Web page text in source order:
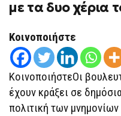
με τα δυο χέρια
Κοινοποιήστε
ΚοινοποιήστεΟι
έχουν κράξει σε
πολιτική των